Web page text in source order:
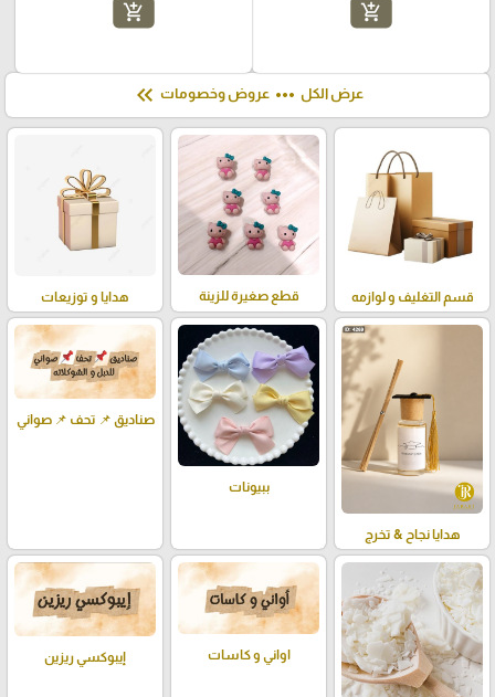
add_shopping_cart
add_shopping_cart
عرض الكل more_horiz عروض وخصومات keyboard_double_arrow_left
قسم التغليف و لوازمه قطع صغيرة للزينة هدايا و توزيعات
هدايا نجاح & تخرج
ببيونات
صناديق 📌 تحف 📌 صواني
اواني و كاسات إيبوكسي ريزين